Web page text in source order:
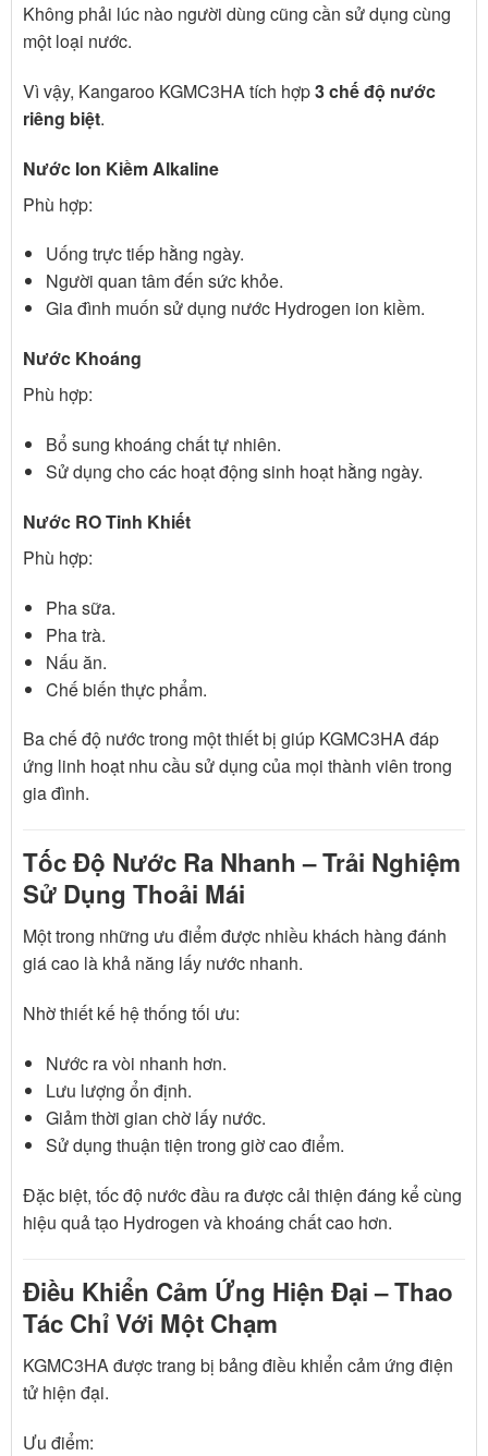
Không phải lúc nào người dùng cũng cần sử dụng cùng
một loại nước.
Vì vậy, Kangaroo KGMC3HA tích hợp3 chế độ nước
riêng biệt.
Nước Ion Kiềm Alkaline
Phù hợp:
Uống trực tiếp hằng ngày.
Người quan tâm đến sức khỏe.
Gia đình muốn sử dụng nước Hydrogen ion kiềm.
Nước Khoáng
Phù hợp:
Bổ sung khoáng chất tự nhiên.
Sử dụng cho các hoạt động sinh hoạt hằng ngày.
Nước RO Tinh Khiết
Phù hợp:
Pha sữa.
Pha trà.
Nấu ăn.
Chế biến thực phẩm.
Ba chế độ nước trong một thiết bị giúp KGMC3HA đáp
ứng linh hoạt nhu cầu sử dụng của mọi thành viên trong
gia đình.
Tốc Độ Nước Ra Nhanh – Trải Nghiệm
Sử Dụng Thoải Mái
Một trong những ưu điểm được nhiều khách hàng đánh
giá cao là khả năng lấy nước nhanh.
Nhờ thiết kế hệ thống tối ưu:
Nước ra vòi nhanh hơn.
Lưu lượng ổn định.
Giảm thời gian chờ lấy nước.
Sử dụng thuận tiện trong giờ cao điểm.
Đặc biệt, tốc độ nước đầu ra được cải thiện đáng kể cùng
hiệu quả tạo Hydrogen và khoáng chất cao hơn.
Điều Khiển Cảm Ứng Hiện Đại – Thao
Tác Chỉ Với Một Chạm
KGMC3HA được trang bị bảng điều khiển cảm ứng điện
tử hiện đại.
Ưu điểm: